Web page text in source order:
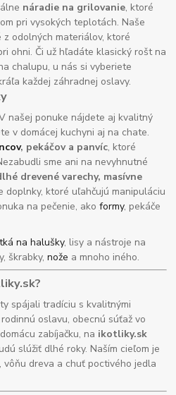
náradie na grilovanie, ktoré
pri vysokých teplotách. Naše
odolných materiálov, ktoré
ohni. Či už hľadáte klasický rošt na
chalupu, u nás si vyberiete
každej záhradnej oslavy.
našej ponuke nájdete aj kvalitný
v domácej kuchyni aj na chate.
, pekáčov a panvíc, ktoré
sme ani na nevyhnutné
drevené varechy, masívne
doplnky, ktoré uľahčujú manipuláciu
na pečenie, akoformy, pekáče
na halušky, lisy a nástroje na
škrabky,nože a mnoho iného.
spájali tradíciu s kvalitnými
oslavu, obecnú súťaž vo
zabíjačku, na ikotliky.sk
slúžiť dlhé roky. Naším cieľom je
dreva a chuť poctivého jedla